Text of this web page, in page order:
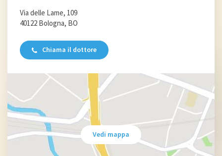
Via delle Lame, 109
40122 Bologna, BO
Chiama il dottore
Vedi mappa